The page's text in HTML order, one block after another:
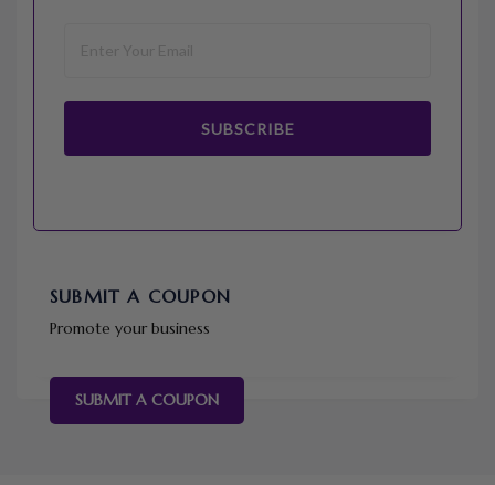
SUBSCRIBE
SUBMIT A COUPON
Promote your business
SUBMIT A COUPON